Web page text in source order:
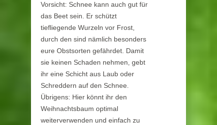
Vorsicht: Schnee kann auch gut für
das Beet sein. Er schützt
tiefliegende Wurzeln vor Frost,
durch den sind nämlich besonders
eure Obstsorten gefährdet. Damit
sie keinen Schaden nehmen, gebt
ihr eine Schicht aus Laub oder
Schreddern auf den Schnee.
Übrigens: Hier könnt ihr den
Weihnachtsbaum optimal
weiterverwenden und einfach zu